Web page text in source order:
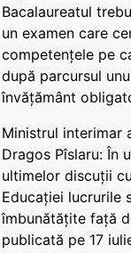
Bacalaureatul
un examen care
competențele pe
după parcursul
învățământ
Ministrul interimar
Dragos Pîslaru: În
ultimelor discuții
Educației lucrurile
îmbunătățite față
publicată pe 17